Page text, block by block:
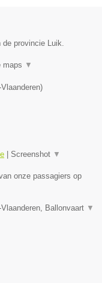
provincie Luik.
maps ▼
)
| Screenshot ▼
onze passagiers op
Ballonvaart ▼